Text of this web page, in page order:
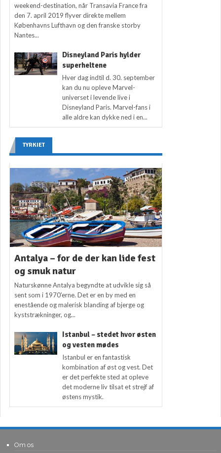
weekend-destination, når Transavia France fra
den 7. april 2019 flyver direkte mellem
Københavns Lufthavn og den franske storby
Nantes...
Disneyland Paris hylder
superheltene
Hver dag indtil d. 30. september
kan du nu opleve Marvel-
universet i levende live i
Disneyland Paris. Marvel-fans i
alle aldre kan dykke ned i en...
TYRKIET
Antalya – for de der kan lide fest
og smuk natur
Naturskønne Antalya begyndte at udvikle sig så
sent som i 1970’erne. Det er en by med en
enestående og malerisk blanding af bjerge og
kyststrækninger, og...
Istanbul – stedet hvor østen
og vesten mødes
Istanbul er en fantastisk
kombination af øst og vest. Det
er det perfekte sted at opleve
det moderne liv tilsat et strejf af
østens mystik.
Om os